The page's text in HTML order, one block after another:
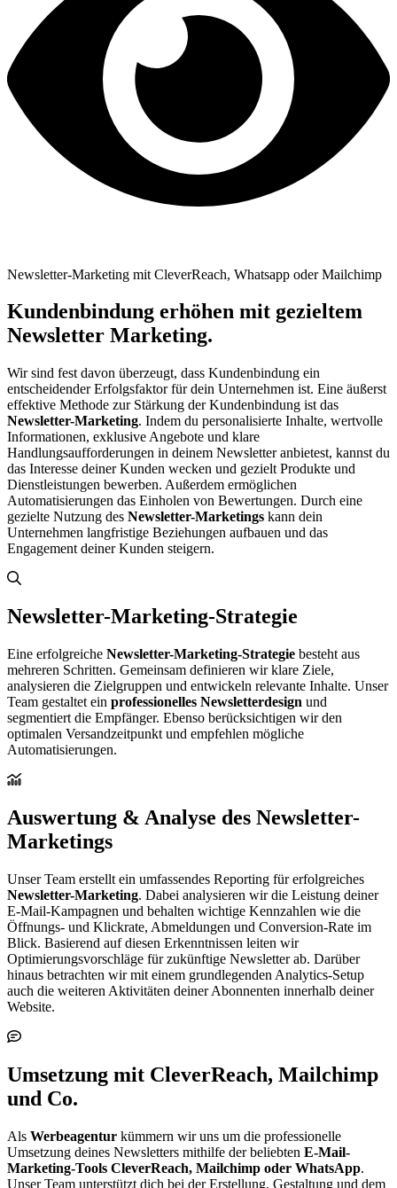
Newsletter-Marketing mit CleverReach, Whatsapp oder Mailchimp
Kundenbindung erhöhen mit gezieltem
Newsletter Marketing.
Wir sind fest davon überzeugt, dass Kundenbindung ein
entscheidender Erfolgsfaktor für dein Unternehmen ist. Eine äußerst
effektive Methode zur Stärkung der Kundenbindung ist das
Newsletter-Marketing. Indem du personalisierte Inhalte, wertvolle
Informationen, exklusive Angebote und klare
Handlungsaufforderungen in deinem Newsletter anbietest, kannst du
das Interesse deiner Kunden wecken und gezielt Produkte und
Dienstleistungen bewerben. Außerdem ermöglichen
Automatisierungen das Einholen von Bewertungen. Durch eine
gezielte Nutzung des Newsletter-Marketings kann dein
Unternehmen langfristige Beziehungen aufbauen und das
Engagement deiner Kunden steigern.
Newsletter-Marketing-Strategie
Eine erfolgreiche Newsletter-Marketing-Strategie besteht aus
mehreren Schritten. Gemeinsam definieren wir klare Ziele,
analysieren die Zielgruppen und entwickeln relevante Inhalte. Unser
Team gestaltet ein professionelles Newsletterdesign und
segmentiert die Empfänger. Ebenso berücksichtigen wir den
optimalen Versandzeitpunkt und empfehlen mögliche
Automatisierungen.
Auswertung & Analyse des Newsletter-
Marketings
Unser Team erstellt ein umfassendes Reporting für erfolgreiches
Newsletter-Marketing. Dabei analysieren wir die Leistung deiner
E-Mail-Kampagnen und behalten wichtige Kennzahlen wie die
Öffnungs- und Klickrate, Abmeldungen und Conversion-Rate im
Blick. Basierend auf diesen Erkenntnissen leiten wir
Optimierungsvorschläge für zukünftige Newsletter ab. Darüber
hinaus betrachten wir mit einem grundlegenden Analytics-Setup
auch die weiteren Aktivitäten deiner Abonnenten innerhalb deiner
Website.
Umsetzung mit CleverReach, Mailchimp
und Co.
Als Werbeagentur kümmern wir uns um die professionelle
Umsetzung deines Newsletters mithilfe der beliebten E-Mail-
Marketing-Tools CleverReach, Mailchimp oder WhatsApp.
Unser Team unterstützt dich bei der Erstellung, Gestaltung und dem